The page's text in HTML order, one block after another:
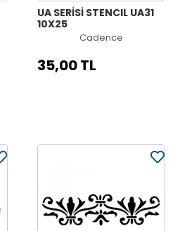
UA SERİSİ STENCIL UA31
10X25
Cadence
35,00 TL